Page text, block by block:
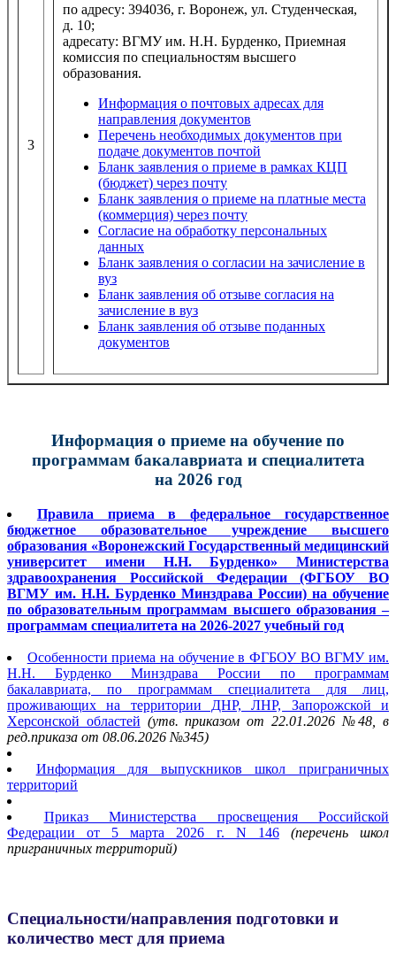
3
по адресу: 394036, г. Воронеж, ул. Студенческая,
д. 10;
адресату: ВГМУ им. Н.Н. Бурденко, Приемная
комиссия по специальностям высшего
образования.
Информация о почтовых адресах для
направления документов
Перечень необходимых документов при
подаче документов почтой
Бланк заявления о приеме в рамках КЦП
(бюджет) через почту
Бланк заявления о приеме на платные места
(коммерция) через почту
Согласие на обработку персональных
данных
Бланк заявления о согласии на зачисление в
вуз
Бланк заявления об отзыве согласия на
зачисление в вуз
Бланк заявления об отзыве поданных
документов
Информация о приеме на обучение по
программам бакалавриата и специалитета
на 2026 год
Правила приема в федеральное государственное
бюджетное образовательное учреждение высшего
образования «Воронежский Государственный медицинский
университет имени Н.Н. Бурденко» Министерства
здравоохранения Российской Федерации (ФГБОУ ВО
ВГМУ им. Н.Н. Бурденко Минздрава России) на обучение
по образовательным программам высшего образования –
программам специалитета на 2026-2027 учебный год
Особенности приема на обучение в ФГБОУ ВО ВГМУ им.
Н.Н. Бурденко Минздрава России по программам
бакалавриата, по программам специалитета для лиц,
проживающих на территории ДНР, ЛНР, Запорожской и
Херсонской областей (утв.приказом от 22.01.2026 №48 , в
ред.приказа от 08.06.2026 №345)
Информация для выпускников школ приграничных
территорий
Приказ Министерства просвещения Российской
Федерации от 5 марта 2026 г. N 146
(перечень школ
приграничных территорий)
Специальности/направления подготовки и
количество мест для приема